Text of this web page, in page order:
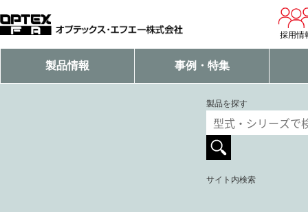
採用情
製品情報 事例・特集
製品を探す
サイト内検索